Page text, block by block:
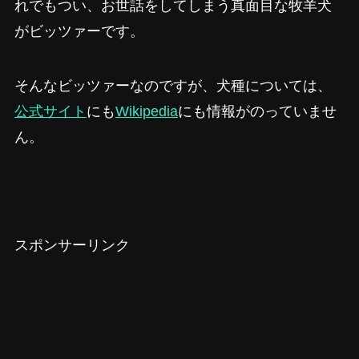
れでもつい、お世話をしてしまう真面目な牧羊犬
がビッツァーです。
そんなビッツァーなのですが、犬種については、
公式サイト にもWikipediaにも情報がのっていませ
ん。
スポンサーリンク